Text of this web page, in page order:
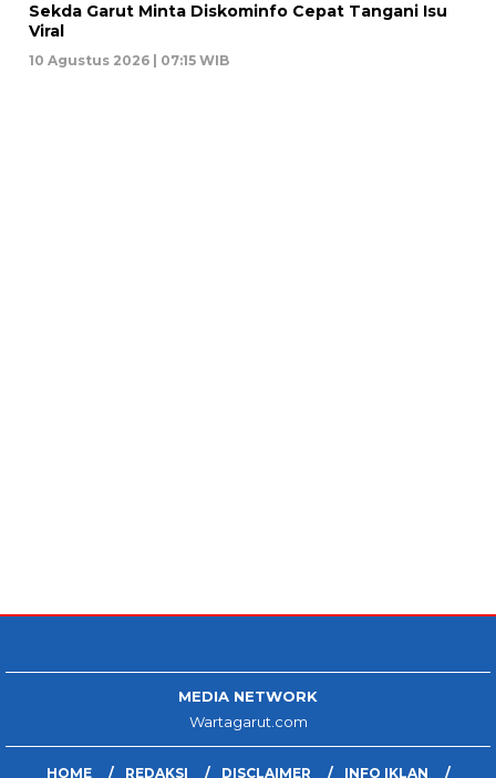
Sekda Garut Minta Diskominfo Cepat Tangani Isu
Viral
10 Agustus 2026 | 07:15 WIB
MEDIA NETWORK
Wartagarut.com
HOME REDAKSI DISCLAIMER INFO IKLAN